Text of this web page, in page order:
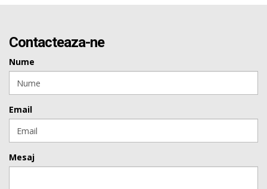
Contacteaza-ne
Nume
Email
Mesaj